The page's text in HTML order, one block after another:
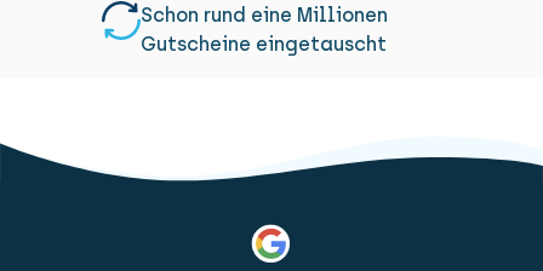
Schon rund eine Millionen
Gutscheine eingetauscht